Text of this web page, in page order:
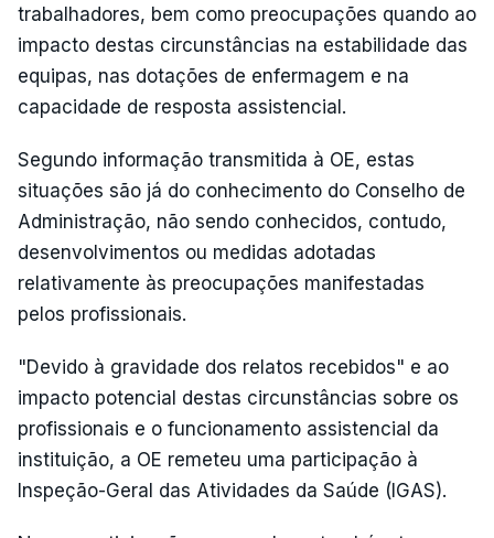
trabalhadores, bem como preocupações quando ao
impacto destas circunstâncias na estabilidade das
equipas, nas dotações de enfermagem e na
capacidade de resposta assistencial.
Segundo informação transmitida à OE, estas
situações são já do conhecimento do Conselho de
Administração, não sendo conhecidos, contudo,
desenvolvimentos ou medidas adotadas
relativamente às preocupações manifestadas
pelos profissionais.
"Devido à gravidade dos relatos recebidos" e ao
impacto potencial destas circunstâncias sobre os
profissionais e o funcionamento assistencial da
instituição, a OE remeteu uma participação à
Inspeção-Geral das Atividades da Saúde (IGAS).